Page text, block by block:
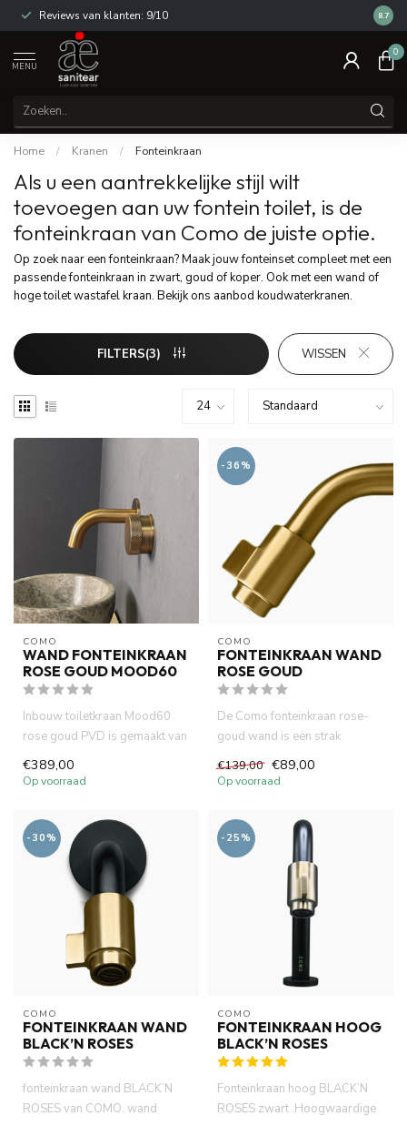
Reviews van klanten: 9/10 14
8.7
MENU
0
Home / Kranen / Fonteinkraan
Als u een aantrekkelijke stijl wilt
toevoegen aan uw fontein toilet, is de
fonteinkraan van Como de juiste optie.
Op zoek naar een fonteinkraan? Maak jouw fonteinset compleet met een
passende fonteinkraan in zwart, goud of koper. Ook met een wand of
hoge toilet wastafel kraan. Bekijk ons aanbod koudwaterkranen.
FILTERS(3) WISSEN
COMO
WAND FONTEINKRAAN
ROSE GOUD MOOD60
Inbouw toiletkraan Mood60
rose goud PVD is gemaakt van
€389,00
Op voorraad
-36%
COMO
FONTEINKRAAN WAND
ROSE GOUD
De Como fonteinkraan rose-
goud wand is een strak
co...
€139,00 €89,00
Op voorraad
-30%
COMO
FONTEINKRAAN WAND
BLACK’N ROSES
fonteinkraan wand BLACK’N
ROSES van COMO. wand
-25%
COMO
FONTEINKRAAN HOOG
BLACK’N ROSES
Fonteinkraan hoog BLACK’N
ROSES zwart .Hoogwaardige